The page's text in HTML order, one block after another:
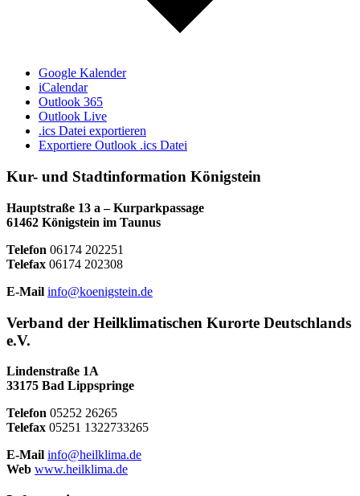
Google Kalender
iCalendar
Outlook 365
Outlook Live
.ics Datei exportieren
Exportiere Outlook .ics Datei
Kur- und Stadtinformation Königstein
Hauptstraße 13 a – Kurparkpassage
61462 Königstein im Taunus
Telefon 06174 202251
Telefax 06174 202308
E-Mail info@koenigstein.de
Verband der Heilklimatischen Kurorte Deutschlands
e.V.
Lindenstraße 1A
33175 Bad Lippspringe
Telefon 05252 26265
Telefax 05251 1322733265
E-Mail info@heilklima.de
Web www.heilklima.de